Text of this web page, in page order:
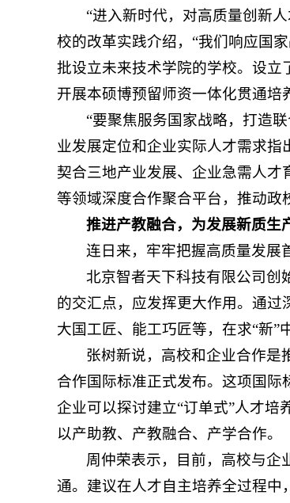
“进入新时代，对高质量创新
校的改革实践介绍，“我们响应国
批设立未来技术学院的学校。设立
开展本硕博预留师资一体化贯通培
“要聚焦服务国家战略，打造
业发展定位和企业实际人才需求
契合三地产业发展、企业急需人
等领域深度合作聚合平台，推动政
推进产教融合，为发展新质生
连日来，牢牢把握高质量发展
北京智者天下科技有限公司创
的交汇点，应发挥更大作用。通过
大国工匠、能工巧匠等，在求“新”
张树新说，高校和企业合作是
合作国际标准正式发布。这项国际
企业可以探讨建立“订单式”人才培
以产助教、产教融合、产学合作。
周仲荣表示，目前，高校与企
通。建议在人才自主培养全过程